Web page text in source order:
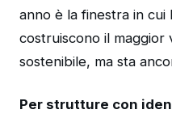
anno è la finestra in cui
costruiscono il
sostenibile, ma sta
Per strutture con